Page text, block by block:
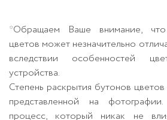
*Обращаем Ваше внимание,
цветов может незначительно
вследствии особенностей
устройства.
Степень раскрытия бутонов
представленной на
процесс, который никак не